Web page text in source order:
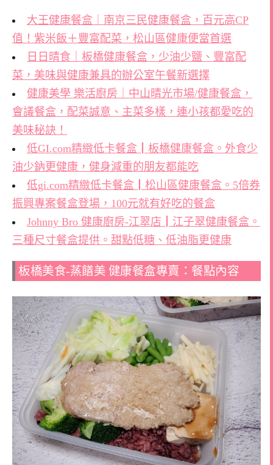
大王健康餐盒｜南京三民健康餐盒，百元高CP
值！紫米飯＋豐富配菜，松山區健康便當首選
日日晴食｜板橋健康餐盒，少油少鹽、豐富配
菜，美味與健康兼具的辦公室午餐新選擇
健康美學 樂活廚房｜中山晴光市場/健康餐盒，
會議餐盒，配菜誠意、主菜多樣，連小孩都愛吃的
美味秘訣！
低GI.com精緻低卡餐盒┃板橋健康餐盒。外食少
油少鈉更健康，健身減重的朋友都能吃
低gi.com精緻低卡餐盒┃松山區健康餐盒。5倍券
振興專案餐盒登場，100元就有好吃的餐盒
Johnny Bro 健康廚房-江翠店┃江子翠健康餐盒。
三種尺寸餐盒提供。甜點低糖、低油脂更健康
板橋美食-蒸饍美 ️健康餐盒專賣：餐點內容